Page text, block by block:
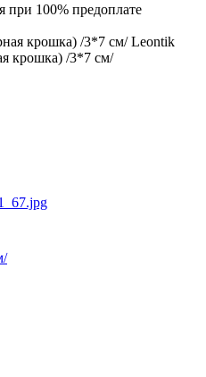
при 100% предоплате
крошка) /3*7 см/